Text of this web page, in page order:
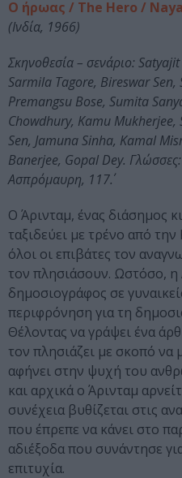
Ο ήρωας / The Hero /
(Ινδία, 1966)
Σκηνοθεσία – σενάριο:
Sarmila Tagore, Bireswar
Premangsu Bose, Sumita
Chowdhury, Kamu
Sen, Jamuna Sinha, Kamal
Banerjee, Gopal Dey.
Ασπρόμαυρη, 117΄.
Ο Άρινταμ, ένας διάσημος
ταξιδεύει με τρένο από
όλοι οι επιβάτες τον
τον πλησιάσουν. Ωστόσο, η
δημοσιογράφος σε
περιφρόνηση για τη
Θέλοντας να γράψει ένα
τον πλησιάζει με σκοπό να
αφήνει στην ψυχή του
και αρχικά ο Άρινταμ
συνέχεια βυθίζεται στις
που έπρεπε να κάνει στο
αδιέξοδα που συνάντησε
επιτυχία.